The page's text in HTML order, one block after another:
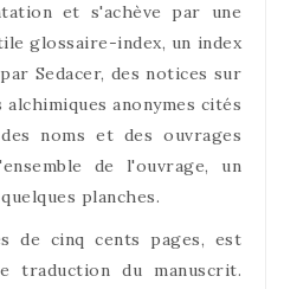
et s'achève par une
glossaire-index, un index
Sedacer, des notices sur
anonymes cités
noms et des ouvrages
de l'ouvrage, un
planches.
de cinq cents pages, est
traduction du manuscrit.